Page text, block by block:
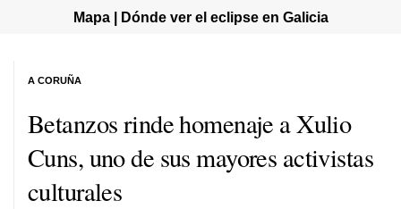
Mapa | Dónde ver el eclipse en Galicia
Betanzos rinde homenaje a Xulio
Cuns, uno de sus mayores activistas
culturales
A CORUÑA